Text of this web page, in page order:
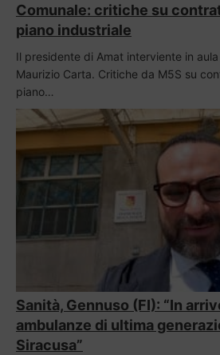
Comunale: critiche su
piano industriale
Il presidente di Amat interviente in
Maurizio Carta. Critiche da M5S su
piano…
Sanità, Gennuso (FI): “In
ambulanze di ultima
Siracusa”